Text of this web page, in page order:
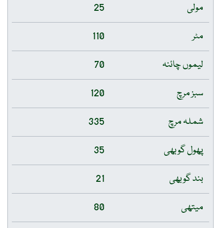
مولی
25
مٹر
110
لیموں چائنہ
70
سبز مرچ
120
شملہ مرچ
335
پھول گوبھی
35
بند گوبھی
21
میتھی
80